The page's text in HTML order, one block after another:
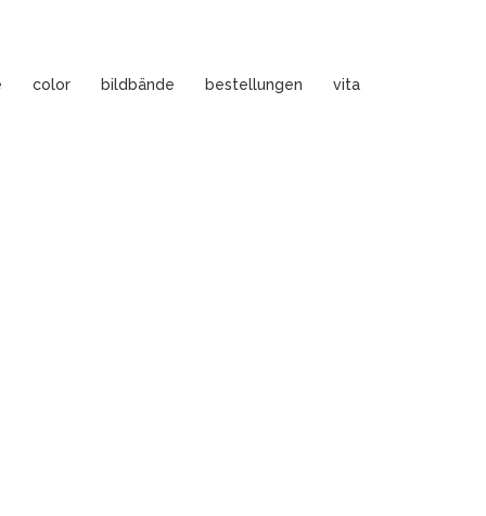
color bildbände bestellungen vita